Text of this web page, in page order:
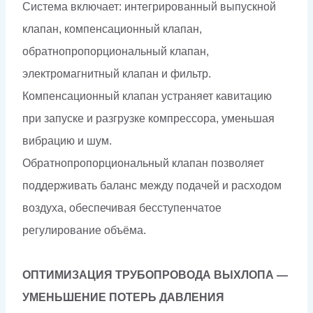
Система включает: интегрированный выпускной
клапан, компенсационный клапан,
обратнопропорциональный клапан,
электромагнитный клапан и фильтр.
Компенсационный клапан устраняет кавитацию
при запуске и разгрузке компрессора, уменьшая
вибрацию и шум.
Обратнопропорциональный клапан позволяет
поддерживать баланс между подачей и расходом
воздуха, обеспечивая бесступенчатое
регулирование объёма.
ОПТИМИЗАЦИЯ ТРУБОПРОВОДА ВЫХЛОПА —
УМЕНЬШЕНИЕ ПОТЕРЬ ДАВЛЕНИЯ